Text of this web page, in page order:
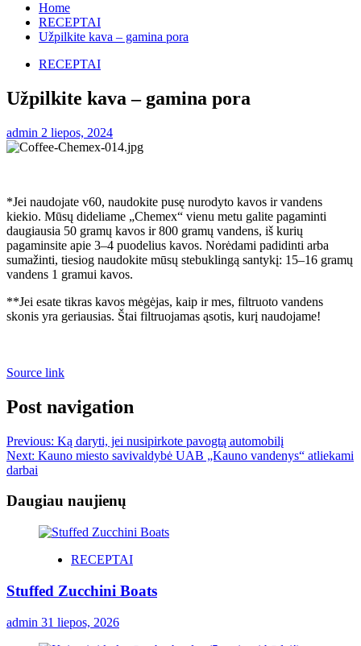
Home
RECEPTAI
Užpilkite kava – gamina pora
RECEPTAI
Užpilkite kava – gamina pora
admin 2 liepos, 2024
*Jei naudojate v60, naudokite pusę nurodyto kavos ir vandens
kiekio. Mūsų dideliame „Chemex“ vienu metu galite pagaminti
daugiausia 50 gramų kavos ir 800 gramų vandens, iš kurių
pagaminsite apie 3–4 puodelius kavos. Norėdami padidinti arba
sumažinti, tiesiog naudokite mūsų stebuklingą santykį: 15–16 gramų
vandens 1 gramui kavos.
**Jei esate tikras kavos mėgėjas, kaip ir mes, filtruoto vandens
skonis yra geriausias. Štai filtruojamas ąsotis, kurį naudojame!
Source link
Post navigation
Previous: Ką daryti, jei nusipirkote pavogtą automobilį
Next: Kauno miesto savivaldybė UAB „Kauno vandenys“ atliekami
darbai
Daugiau naujienų
RECEPTAI
Stuffed Zucchini Boats
admin 31 liepos, 2026